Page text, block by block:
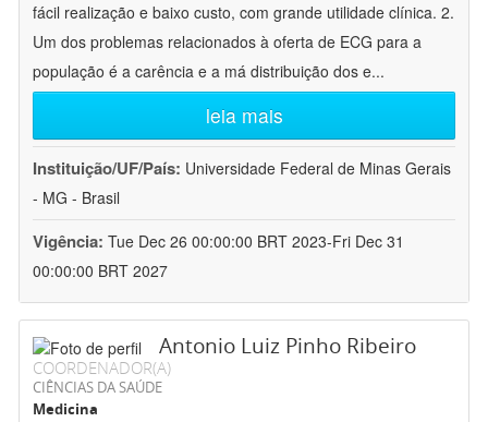
fácil realização e baixo custo, com grande utilidade clínica. 2.
Um dos problemas relacionados à oferta de ECG para a
população é a carência e a má distribuição dos e...
leia mais
Instituição/UF/País: Universidade Federal de Minas Gerais
- MG - Brasil
Vigência: Tue Dec 26 00:00:00 BRT 2023-Fri Dec 31
00:00:00 BRT 2027
Antonio Luiz Pinho Ribeiro
COORDENADOR(A)
CIÊNCIAS DA SAÚDE
Medicina